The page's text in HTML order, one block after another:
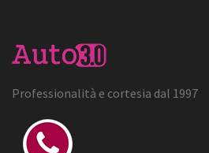
Professionalità e cortesia dal 1997